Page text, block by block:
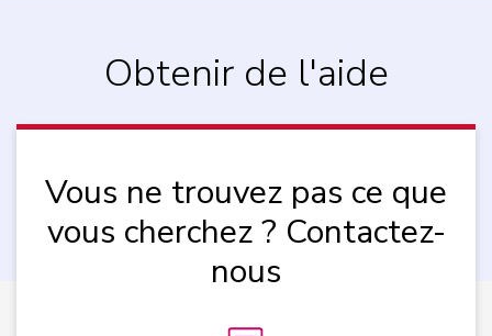
Obtenir de l'aide
Vous ne trouvez pas ce que
vous cherchez ? Contactez-
nous